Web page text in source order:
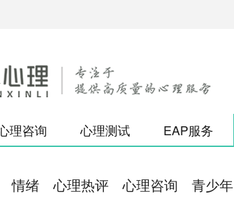
理咨询 心理测试 EAP服务
情绪 心理热评 心理咨询 青少年